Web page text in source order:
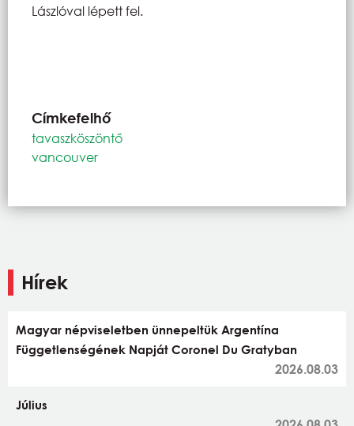
Lászlóval lépett fel.
Címkefelhő
tavaszköszöntő
vancouver
Hírek
Magyar népviseletben ünnepeltük Argentína
Függetlenségének Napját Coronel Du Gratyban
2026.08.03
Július